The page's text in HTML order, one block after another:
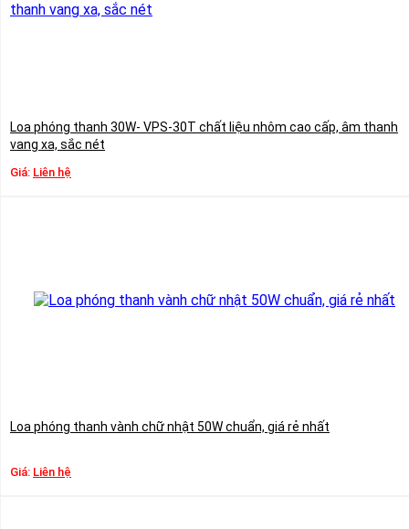
Loa phóng thanh 30W- VPS-30T chất liệu nhôm cao cấp, âm thanh
vang xa, sắc nét
Giá: Liên hệ
Loa phóng thanh vành chữ nhật 50W chuẩn, giá rẻ nhất
Giá: Liên hệ